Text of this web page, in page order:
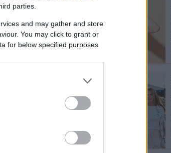
parties.
and may gather and store
You may click to grant or
for below specified purposes